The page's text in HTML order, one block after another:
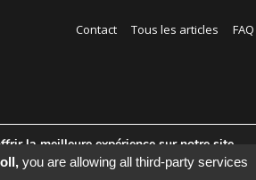
Contact Tous les articles FAQ
la meilleure expérience sur notre site.
que nous utilisons ou les désactiver dans
you are allowing all third-party services